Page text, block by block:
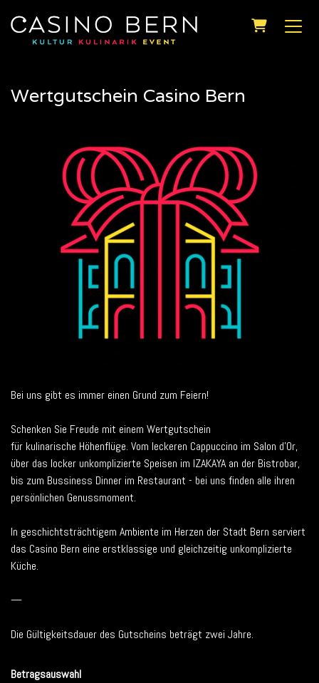
Wertgutschein Casino Bern
Bei uns gibt es immer einen Grund zum Feiern!
Schenken Sie Freude mit einem Wertgutschein
für kulinarische Höhenflüge. Vom leckeren Cappuccino im Salon d'Or,
über das locker unkomplizierte Speisen im IZAKAYA an der Bistrobar,
bis zum Bussiness Dinner im Restaurant - bei uns finden alle ihren
persönlichen Genussmoment.
In geschichtsträchtigem Ambiente im Herzen der Stadt Bern serviert
das Casino Bern eine erstklassige und gleichzeitig unkomplizierte
Küche.
—
Die Gültigkeitsdauer des Gutscheins beträgt zwei Jahre.
Betragsauswahl